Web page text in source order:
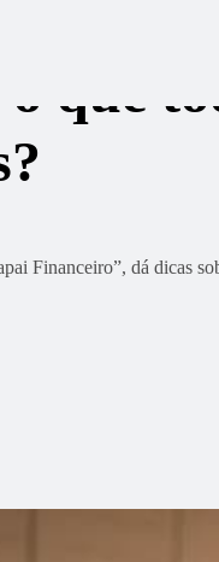
que
Financeiro”, dá dicas